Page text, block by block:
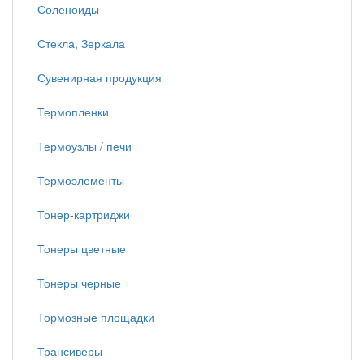
Соленоиды
Стекла, Зеркала
Сувенирная продукция
Термопленки
Термоузлы / печи
Термоэлементы
Тонер-картриджи
Тонеры цветные
Тонеры черные
Тормозные площадки
Трансиверы